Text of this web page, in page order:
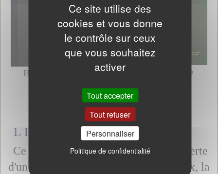
Bleue Bordeaux Verte
Tarif
1. Forfait de base - 120 Euro.
Ce forfait comprend la reliure recouverte
d'un papier de la couleur de votre choix, la
Ce site utilise des
cookies et vous donne
le contrôle sur ceux
que vous souhaitez
activer
Tout accepter
Tout refuser
Personnaliser
Politique de confidentialité